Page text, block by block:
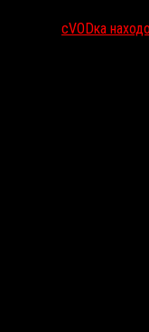
сVODка